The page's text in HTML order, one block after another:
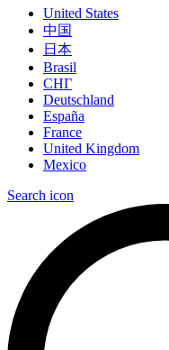
United States
中国
日本
Brasil
СНГ
Deutschland
España
France
United Kingdom
Mexico
Search icon